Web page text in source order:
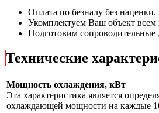
Оплата по безналу без наценки.
Укомплектуем Ваш объект
Подготовим сопроводительные
Технические
Мощность охлаждения, кВт
Эта характеристика является
охлаждающей мощности на каждые